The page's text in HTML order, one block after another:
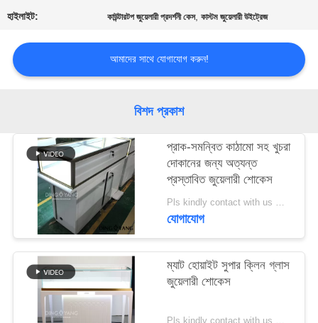
একটি
উদ্ধৃতি
অনুরোধ
করুন
COMPANY
NEWS
PRIVACY
POLICY
হাইলাইট: কাউন্টারটপ জুয়েলারী প্রদর্শনী কেস,কাস্টম জুয়েলারী উইট্রেজ
আমাদের সাথে যোগাযোগ করুন!
বিশদ প্রকাশ
প্রাক-সমন্বিত কাঠামো সহ খুচরা
দোকানের জন্য অত্যন্ত
প্রস্তাবিত জুয়েলারী শোকেস
Pls kindly contact with us MOQ:1 দোকান বা 5 সেট / গহনার দোকান আসবাবপত্র
যোগাযোগ
ম্যাট হোয়াইট সুপার ক্লিন গ্লাস
জুয়েলারী শোকেস
Pls kindly contact with us MOQ:1 দোকান বা 5 সেট / গহনার দোকান আসবাবপত্র